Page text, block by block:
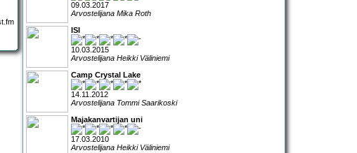
09.03.2017
Arvostelijana Mika Roth
ISI
10.03.2015
Arvostelijana Heikki Väliniemi
Camp Crystal Lake
14.11.2012
Arvostelijana Tommi Saarikoski
Majakanvartijan uni
17.03.2010
Arvostelijana Heikki Väliniemi